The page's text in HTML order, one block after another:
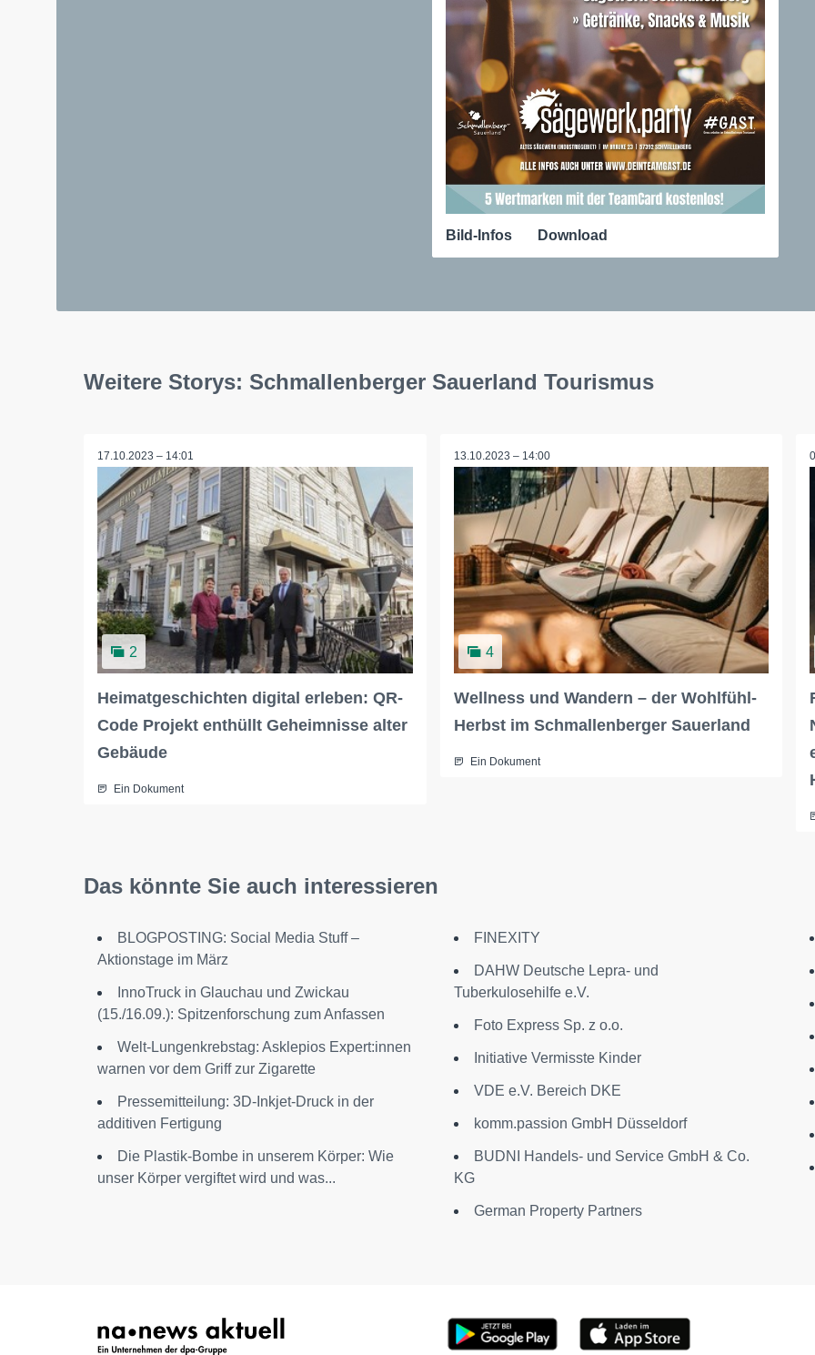
Bild-Infos Download
Weitere Storys: Schmallenberger Sauerland Tourismus
17.10.2023 – 14:01
2
Heimatgeschichten digital erleben: QR-
Code Projekt enthüllt Geheimnisse alter
Gebäude
Ein Dokument
13.10.2023 – 14:00
4
Wellness und Wandern – der Wohlfühl-
Herbst im Schmallenberger Sauerland
Ein Dokument
Das könnte Sie auch interessieren
BLOGPOSTING: Social Media Stuff –
Aktionstage im März
InnoTruck in Glauchau und Zwickau
(15./16.09.): Spitzenforschung zum Anfassen
Welt-Lungenkrebstag: Asklepios Expert:innen
warnen vor dem Griff zur Zigarette
Pressemitteilung: 3D-Inkjet-Druck in der
additiven Fertigung
Die Plastik-Bombe in unserem Körper: Wie
unser Körper vergiftet wird und was...
FINEXITY
DAHW Deutsche Lepra- und
Tuberkulosehilfe e.V.
Foto Express Sp. z o.o.
Initiative Vermisste Kinder
VDE e.V. Bereich DKE
komm.passion GmbH Düsseldorf
BUDNI Handels- und Service GmbH & Co.
KG
German Property Partners